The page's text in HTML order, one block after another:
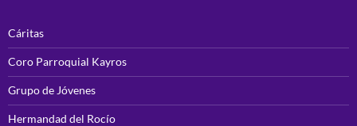
Cáritas
Coro Parroquial Kayros
Grupo de Jóvenes
Hermandad del Rocío